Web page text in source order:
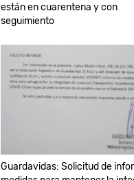
están en cuarentena y con
seguimiento
Guardavidas: Solicitud de